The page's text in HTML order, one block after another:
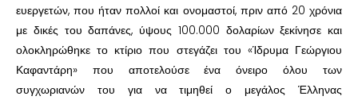
ευεργετών, που ήταν πολλοί και ονομαστοί, πριν από 20 χρόνια
με δικές του δαπάνες, ύψους 100.000 δολαρίων ξεκίνησε και
ολοκληρώθηκε το κτίριο που στεγάζει του «Ίδρυμα Γεώργιου
Καφαντάρη» που αποτελούσε ένα όνειρο όλου των
συγχωριανών του για να τιμηθεί ο μεγάλος Έλληνας